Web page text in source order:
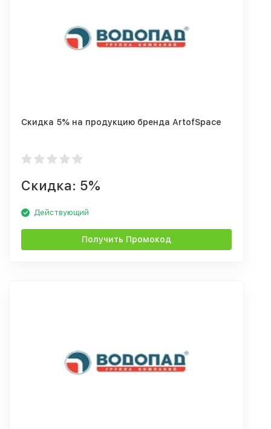
Скидка 5% на продукцию бренда ArtofSpace
Скидка: 5%
Действующий
Получить Промокод